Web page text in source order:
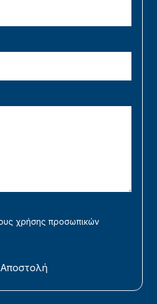
χρήσης προσωπικών
Αποστολή